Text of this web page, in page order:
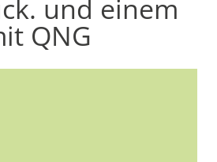
und einem
QNG